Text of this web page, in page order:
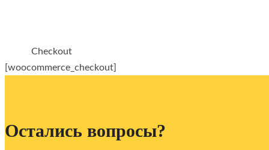
Checkout
[woocommerce_checkout]
Остались вопросы?